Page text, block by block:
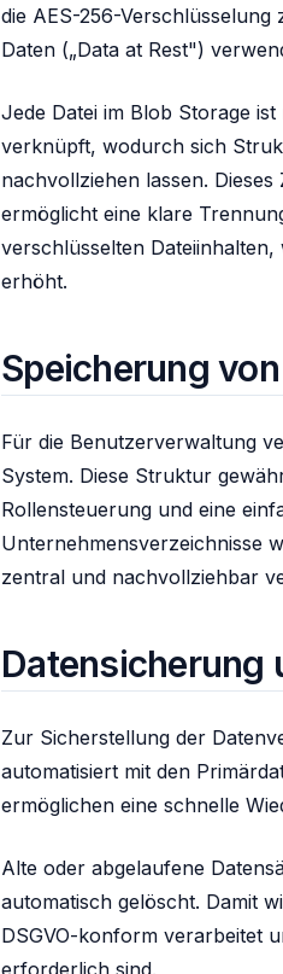
die AES-256-
Daten („Data at Rest")
Jede Datei im Blob Storage
verknüpft, wodurch sich
nachvollziehen lassen.
ermöglicht eine klare
verschlüsselten
erhöht.
Speicherung
Für die Benutzerverwaltung
System. Diese Struktur
Rollensteuerung und eine
Unternehmensverzeichnisse
zentral und nachvollziehbar
Datensicherung
Zur Sicherstellung der
automatisiert mit den
ermöglichen eine schnelle
Alte oder abgelaufene
automatisch gelöscht. Damit
DSGVO-konform verarbeitet
erforderlich sind.